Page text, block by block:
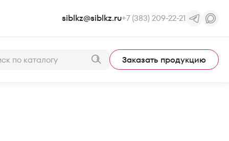
siblkz@siblkz.ru+7 (383) 209-22-21
Заказать продукцию